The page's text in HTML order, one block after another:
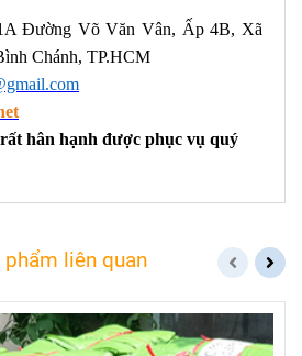
Đường Võ Văn Vân, Ấp 4B, Xã
Chánh, TP.HCM
hân hạnh được phục vụ quý
phẩm liên quan